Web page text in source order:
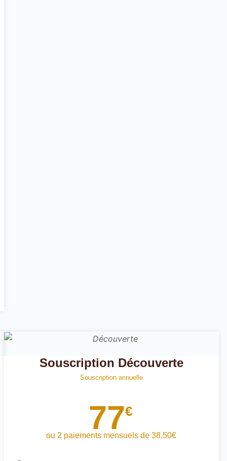
Souscription Découverte
Souscription annuelle
77€
ou 2 paiements mensuels de 38.50€